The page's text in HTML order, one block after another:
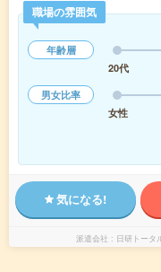
職場の雰囲気
年齢層
20代
男女比率
女性
気になる!
派遣会社 日研トータ